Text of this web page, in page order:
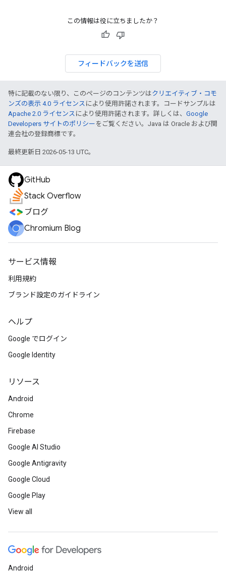
この情報は役に立ちましたか？
フィードバックを送信
特に記載のない限り、このページのコンテンツはクリエイティブ・コモ
ンズの表示 4.0 ライセンス により使用許諾されます。コードサンプルは
Apache 2.0 ライセンス により使用許諾されます。詳しくは、 Google
Developers サイトのポリシー をご覧ください。Java は Oracle および関
連会社の登録商標です。
最終更新日 2026-05-13 UTC。
GitHub
Stack Overflow
ブログ
Chromium Blog
サービス情報
利用規約
ブランド設定のガイドライン
ヘルプ
Google でログイン
Google Identity
リソース
Android
Chrome
Firebase
Google AI Studio
Google Antigravity
Google Cloud
Google Play
View all
Android